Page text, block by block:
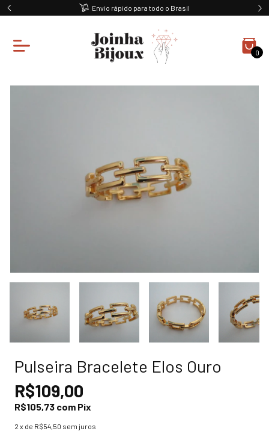
Envio rápido para todo o Brasil
0
Pulseira Bracelete Elos Ouro
R$109,00
R$105,73 com Pix
2 x de R$54,50 sem juros